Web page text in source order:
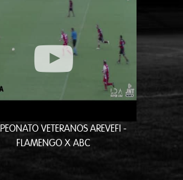
VETERANOS AREVEFI -
FLAMENGO X ABC